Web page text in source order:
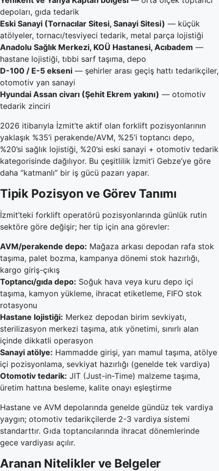
depoları, gıda tedarik
Eski Sanayi (Tornacılar Sitesi, Sanayi Sitesi) — küçük
atölyeler, tornacı/tesviyeci tedarik, metal parça lojistiği
Anadolu Sağlık Merkezi, KOÜ Hastanesi, Acıbadem —
hastane lojistiği, tıbbi sarf taşıma, depo
D-100 / E-5 ekseni — şehirler arası geçiş hattı tedarikçiler,
otomotiv yan sanayi
Hyundai Assan civarı (Şehit Ekrem yakını) — otomotiv
tedarik zinciri
2026 itibarıyla İzmit’te aktif olan forklift pozisyonlarının
yaklaşık %35’i perakende/AVM, %25’i toptancı depo,
%20’si sağlık lojistiği, %20’si eski sanayi + otomotiv tedarik
kategorisinde dağılıyor. Bu çeşitlilik İzmit’i Gebze’ye göre
daha “katmanlı” bir iş gücü pazarı yapar.
Tipik Pozisyon ve Görev Tanımı
İzmit’teki forklift operatörü pozisyonlarında günlük rutin
sektöre göre değişir; her tip için ana görevler:
AVM/perakende depo: Mağaza arkası depodan rafa stok
taşıma, palet bozma, kampanya dönemi stok hazırlığı,
kargo giriş-çıkış
Toptancı/gıda depo: Soğuk hava veya kuru depo içi
taşıma, kamyon yükleme, ihracat etiketleme, FIFO stok
rotasyonu
Hastane lojistiği: Merkez depodan birim sevkiyatı,
sterilizasyon merkezi taşıma, atık yönetimi, sınırlı alan
içinde dikkatli operasyon
Sanayi atölye: Hammadde girişi, yarı mamul taşıma, atölye
içi pozisyonlama, sevkiyat hazırlığı (genelde tek vardiya)
Otomotiv tedarik: JIT (Just-in-Time) malzeme taşıma,
üretim hattına besleme, kalite onayı eşleştirme
Hastane ve AVM depolarında genelde gündüz tek vardiya
yaygın; otomotiv tedarikçilerde 2-3 vardiya sistemi
standarttır. Gıda toptancılarında ihracat dönemlerinde
gece vardiyası açılır.
Aranan Nitelikler ve Belgeler